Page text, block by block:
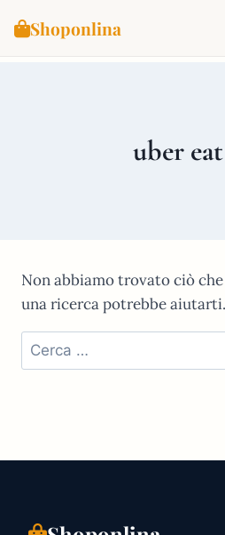
Shoponlina
uber
Non abbiamo trovato ciò
una ricerca potrebbe aiutarti.
Ricerca
per: